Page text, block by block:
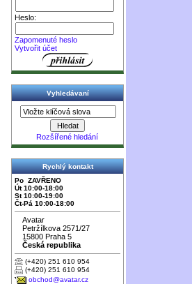
Heslo:
Zapomenuté heslo
Vytvořit účet
Vyhledávaní
Rozšířené hledání
Rychlý kontakt
Po ZAVŘENO
Út 10:00-18:00
St 10:00-19:00
Čt-Pá 10:00-18:00
Avatar
Petržílkova 2571/27
15800 Praha 5
Česká republika
(+420) 251 610 954
(+420) 251 610 954
obchod@avatar.cz